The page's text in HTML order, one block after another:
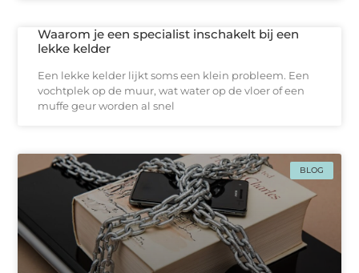
Waarom je een specialist inschakelt bij een
lekke kelder
Een lekke kelder lijkt soms een klein probleem. Een
vochtplek op de muur, wat water op de vloer of een
muffe geur worden al snel
BLOG